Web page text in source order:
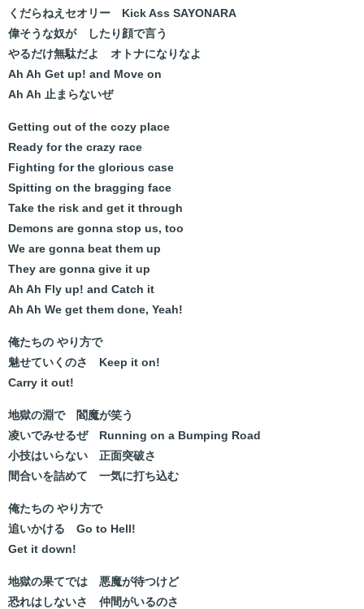
くだらねえセオリー Kick Ass SAYONARA
偉そうな奴が したり顔で言う
やるだけ無駄だよ オトナになりなよ
Ah Ah Get up! and Move on
Ah Ah 止まらないぜ
Getting out of the cozy place
Ready for the crazy race
Fighting for the glorious case
Spitting on the bragging face
Take the risk and get it through
Demons are gonna stop us, too
We are gonna beat them up
They are gonna give it up
Ah Ah Fly up! and Catch it
Ah Ah We get them done, Yeah!
俺たちの やり方で
魅せていくのさ Keep it on!
Carry it out!
地獄の淵で 閻魔が笑う
凌いでみせるぜ Running on a Bumping Road
小技はいらない 正面突破さ
間合いを詰めて 一気に打ち込む
俺たちの やり方で
追いかける Go to Hell!
Get it down!
地獄の果てでは 悪魔が待つけど
恐れはしないさ 仲間がいるのさ